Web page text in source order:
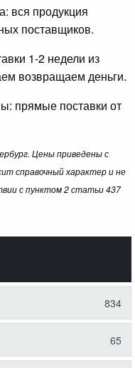
вся продукция
поставщиков.
1-2 недели из
возвращаем деньги.
прямые поставки от
Цены приведены с
справочный характер и не
с пунктом 2 статьи 437
834
65